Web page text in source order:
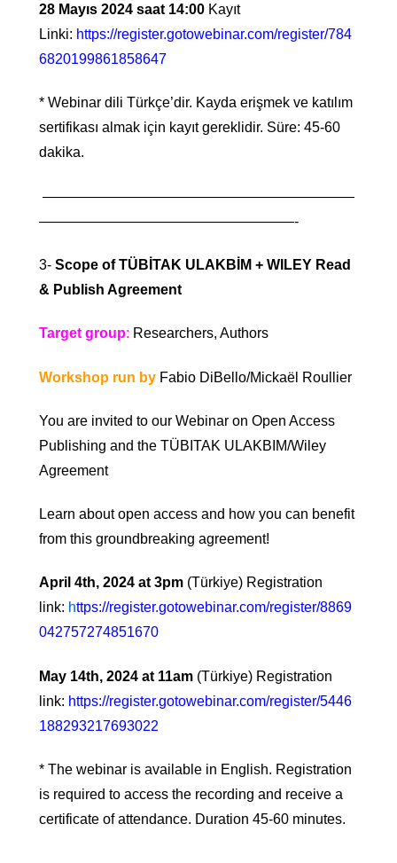
28 Mayıs 2024 saat 14:00 Kayıt
Linki: https://register.gotowebinar.com/register/784
6820199861858647
* Webinar dili Türkçe’dir. Kayda erişmek ve katılım
sertifikası almak için kayıt gereklidir. Süre: 45-60
dakika.
——————————————————————
——————————————————-
3- Scope of TÜBİTAK ULAKBİM + WILEY Read
& Publish Agreement
Target group: Researchers, Authors
Workshop run by Fabio DiBello/Mickaël Roullier
You are invited to our Webinar on Open Access
Publishing and the TÜBITAK ULAKBIM/Wiley
Agreement
Learn about open access and how you can benefit
from this groundbreaking agreement!
April 4th, 2024 at 3pm (Türkiye) Registration
link: https://register.gotowebinar.com/register/8869
042757274851670
May 14th, 2024 at 11am (Türkiye) Registration
link: https://register.gotowebinar.com/register/5446
188293217693022
* The webinar is available in English. Registration
is required to access the recording and receive a
certificate of attendance. Duration 45-60 minutes.